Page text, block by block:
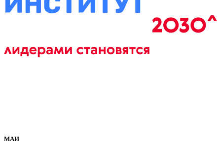
МАИ